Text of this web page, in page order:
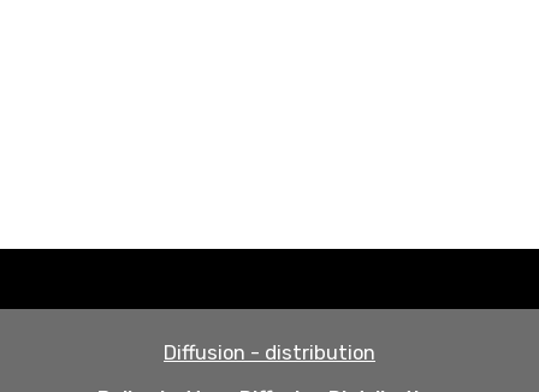
Diffusion - distribution